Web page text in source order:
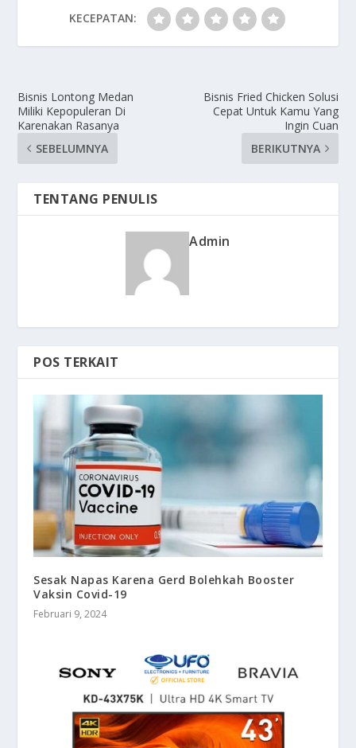
KECEPATAN:
Bisnis Lontong Medan
Miliki Kepopuleran Di
Karenakan Rasanya
SEBELUMNYA
Bisnis Fried Chicken Solusi
Cepat Untuk Kamu Yang
Ingin Cuan
BERIKUTNYA
TENTANG PENULIS
Admin
POS TERKAIT
Sesak Napas Karena Gerd Bolehkah Booster
Vaksin Covid-19
Februari 9, 2024